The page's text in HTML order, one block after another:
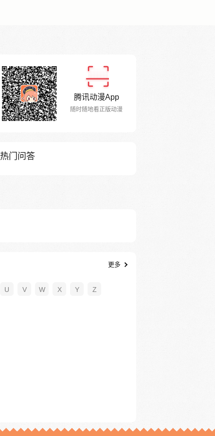
腾讯动漫App
随时随地看正版动漫
热门问答
更多
U V W X Y Z